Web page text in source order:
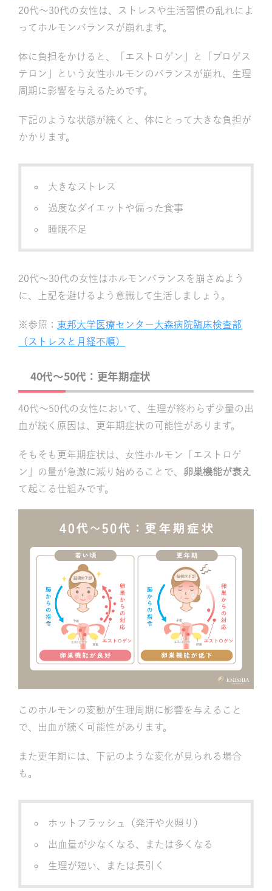
20代〜30代の女性は、ストレスや生活習慣の乱れによ
ってホルモンバランスが崩れます。
体に負担をかけると、「エストロゲン」と「プロゲス
テロン」という女性ホルモンのバランスが崩れ、生理
周期に影響を与えるためです。
下記のような状態が続くと、体にとって大きな負担が
かかります。
大きなストレス
過度なダイエットや偏った食事
睡眠不足
20代〜30代の女性はホルモンバランスを崩さぬよう
に、上記を避けるよう意識して生活しましょう。
※参照： 東邦大学医療センター大森病院臨床検査部
（ストレスと月経不順）
40代～50代：更年期症状
40代〜50代の女性において、生理が終わらず少量の出
血が続く原因は、更年期症状の可能性があります。
そもそも更年期症状は、女性ホルモン「エストロゲ
ン」の量が急激に減り始めることで、 卵巣機能が衰え
て起こる仕組みです。
このホルモンの変動が生理周期に影響を与えること
で、出血が続く可能性があります。
また更年期には、下記のような変化が見られる場合
も。
ホットフラッシュ（発汗や火照り）
出血量が少なくなる、または多くなる
生理が短い、または長引く